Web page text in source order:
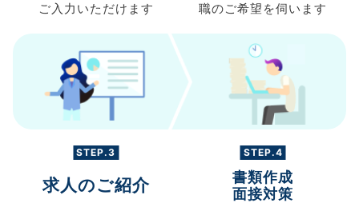
ご入力 いただけます
職のご希望を伺います
STEP.3
求人のご紹介
STEP.4
書類作成
面接対策